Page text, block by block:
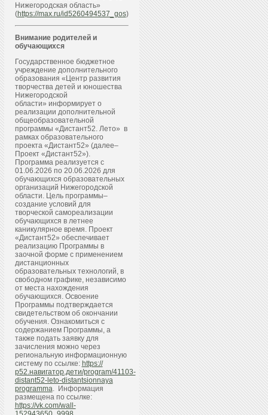
Нижегородская область»
(https://max.ru/id5260494537_gos)
Внимание родителей и
обучающихся
Государственное бюджетное
учреждение дополнительного
образования «Центр развития
творчества детей и юношества
Нижегородской
области» информирует о
реализации дополнительной
общеобразовательной
программы «Дистант52. Лето» в
рамках образовательного
проекта «Дистант52» (далее–
Проект «Дистант52»).
Программа реализуется с
01.06.2026 по 20.06.2026 для
обучающихся образовательных
организаций Нижегородской
области. Цель программы–
создание условий для
творческой самореализации
обучающихся в летнее
каникулярное время. Проект
«Дистант52» обеспечивает
реализацию Программы в
заочной форме с применением
дистанционных
образовательных технологий, в
свободном графике, независимо
от места нахождения
обучающихся. Освоение
Программы подтверждается
свидетельством об окончании
обучения. Ознакомиться с
содержанием Программы, а
также подать заявку для
зачисления можно через
региональную информационную
систему по ссылке: https://
р52.навигатор.дети/program/41103-
distant52-leto-distantsionnaya
programma. Информация
размещена по ссылке:
https://vk.com/wall-